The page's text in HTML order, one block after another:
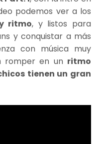
podemos ver a los
ritmo, y listos para
y conquistar a más
con música muy
romper en un ritmo
tienen un gran